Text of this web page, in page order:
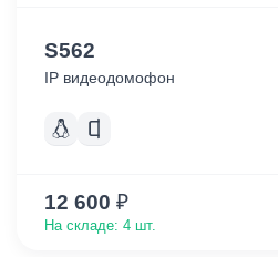
S562
IP видеодомофон
12 600 ₽
На складе: 4 шт.